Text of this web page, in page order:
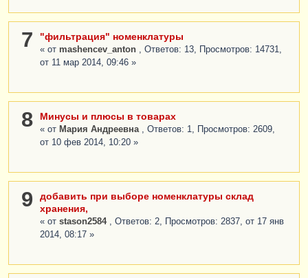
7 "фильтрация" номенклатуры
« от mashencev_anton
, Ответов: 13, Просмотров: 14731,
от 11 мар 2014, 09:46 »
8 Минусы и плюсы в товарах
« от Мария Андреевна
, Ответов: 1, Просмотров: 2609,
от 10 фев 2014, 10:20 »
9
добавить при выборе номенклатуры склад
хранения,
« от stason2584
, Ответов: 2, Просмотров: 2837, от 17 янв
2014, 08:17 »